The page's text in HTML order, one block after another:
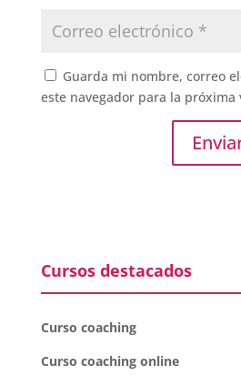
Guarda mi nombre, correo
este navegador para la próxima
Cursos destacados
Curso coaching
Curso coaching online